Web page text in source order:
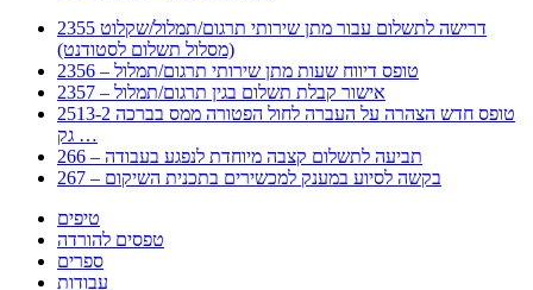
2355 דרישה לתשלום עבור מתן שירותי תרגום/תמלול/שקלוט
(מסלול תשלום לסטודנט)
2356 – טופס דיווח שעות מתן שירותי תרגום/תמלול
2357 – אישור קבלת תשלום בגין תרגום/תמלול
2513-2 טופס חדש הצהרה על העברה לחול הפטורה ממס בברכה
גק …
266 – תביעה לתשלום קצבה מיוחדת לנפגע בעבודה
267 – בקשה לסיוע במענק למכשירים בתכנית השיקום
טיפים
טפסים להורדה
ספרים
עבודות